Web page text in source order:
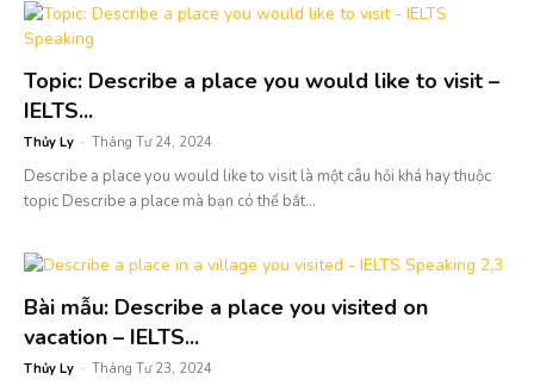
Topic: Describe a place you would like to visit –
IELTS...
Thủy Ly - Tháng Tư 24, 2024
Describe a place you would like to visit là một câu hỏi khá hay thuộc
topic Describe a place mà bạn có thể bắt...
Bài mẫu: Describe a place you visited on
vacation – IELTS...
Thủy Ly - Tháng Tư 23, 2024